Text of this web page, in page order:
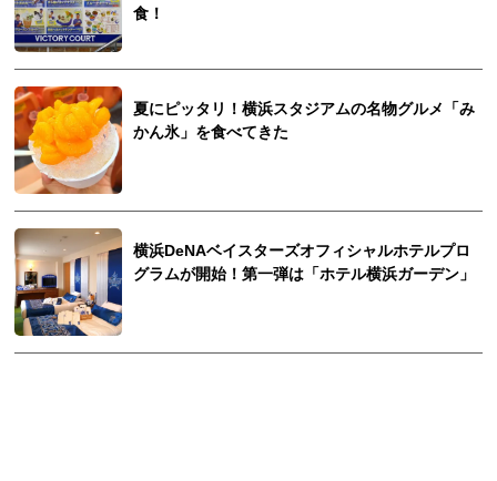
食！
夏にピッタリ！横浜スタジアムの名物グルメ「み
かん氷」を食べてきた
横浜DeNAベイスターズオフィシャルホテルプロ
グラムが開始！第一弾は「ホテル横浜ガーデン」